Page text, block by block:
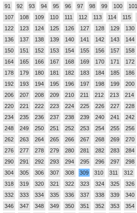
91
92 93 94 95 96 97 98 99 100 101
107
108 109 110 111 112 113 114 115
122
123 124 125 126 127 128 129 130
136
137 138 139 140 141 142 143 144
150
151 152 153 154 155 156 157 158
164
165 166 167 168 169 170 171 172
178
179 180 181 182 183 184 185 186
192
193 194 195 196 197 198 199 200
206
207 208 209 210 211 212 213 214
220
221 222 223 224 225 226 227 228
234
235 236 237 238 239 240 241 242
248
249 250 251 252 253 254 255 256
262
263 264 265 266 267 268 269 270
276
277 278 279 280 281 282 283 284
290
291 292 293 294 295 296 297 298
304
305 306 307 308 309 310 311 312
318
319 320 321 322 323 324 325 326
332
333 334 335 336 337 338 339 340
346
347 348 349 350 351 352 353 354